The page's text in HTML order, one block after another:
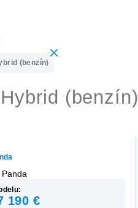
(benzín)
Hybrid (benzín)
190 €